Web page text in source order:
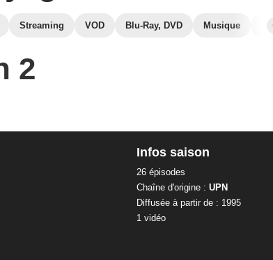
Streaming VOD Blu-Ray, DVD Musique
2
Infos saison
26 épisodes
Chaîne d'origine : UPN
Diffusée à partir de : 1995
1 vidéo